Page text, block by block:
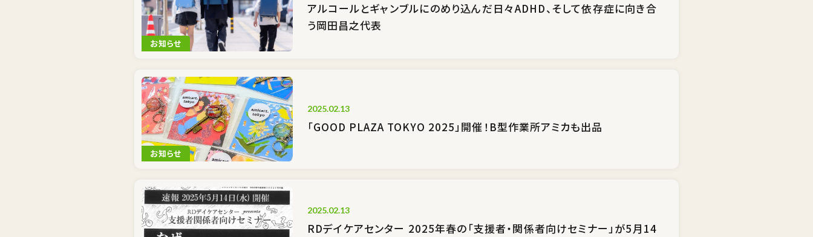
お知らせ
アルコールとギャンブルにのめり込んだ日々――ADHD、そして依存症に向き合
う岡田昌之代表
お知らせ
2025.02.13
「GOOD PLAZA TOKYO 2025」開催！B型作業所アミカも出品
2025.02.13
RDデイケアセンター 2025年春の「支援者・関係者向けセミナー」が5月14